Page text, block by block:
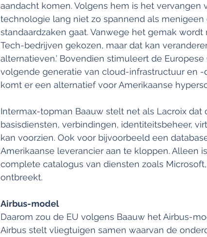
aandacht komen. Volgens hem is het vervangen
technologie lang niet zo spannend als
standaardzaken gaat. Vanwege het gemak
Tech-bedrijven gekozen, maar dat kan
alternatieven.’ Bovendien stimuleert de
volgende generatie van cloud-infrastructuur en -
komt er een alternatief voor Amerikaanse
Intermax-topman Baauw stelt net als Lacroix dat
basisdiensten, verbindingen, identiteitsbeheer,
kan voorzien. Ook voor bijvoorbeeld een
Amerikaanse leverancier aan te kloppen. Alleen
complete catalogus van diensten zoals
ontbreekt.
Airbus-model
Daarom zou de EU volgens Baauw het Airbus-
Airbus stelt vliegtuigen samen waarvan de